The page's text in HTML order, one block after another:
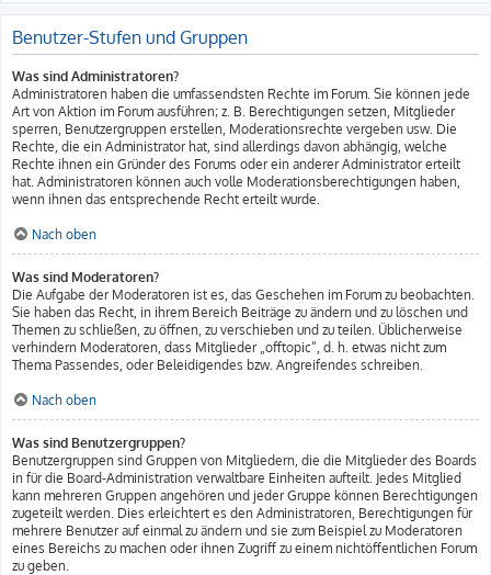
Benutzer-Stufen und Gruppen
Was sind Administratoren?
Administratoren haben die umfassendsten Rechte im Forum. Sie können jede
Art von Aktion im Forum ausführen; z. B. Berechtigungen setzen, Mitglieder
sperren, Benutzergruppen erstellen, Moderationsrechte vergeben usw. Die
Rechte, die ein Administrator hat, sind allerdings davon abhängig, welche
Rechte ihnen ein Gründer des Forums oder ein anderer Administrator erteilt
hat. Administratoren können auch volle Moderationsberechtigungen haben,
wenn ihnen das entsprechende Recht erteilt wurde.
Nach oben
Was sind Moderatoren?
Die Aufgabe der Moderatoren ist es, das Geschehen im Forum zu beobachten.
Sie haben das Recht, in ihrem Bereich Beiträge zu ändern und zu löschen und
Themen zu schließen, zu öffnen, zu verschieben und zu teilen. Üblicherweise
verhindern Moderatoren, dass Mitglieder „offtopic“, d. h. etwas nicht zum
Thema Passendes, oder Beleidigendes bzw. Angreifendes schreiben.
Nach oben
Was sind Benutzergruppen?
Benutzergruppen sind Gruppen von Mitgliedern, die die Mitglieder des Boards
in für die Board-Administration verwaltbare Einheiten aufteilt. Jedes Mitglied
kann mehreren Gruppen angehören und jeder Gruppe können Berechtigungen
zugeteilt werden. Dies erleichtert es den Administratoren, Berechtigungen für
mehrere Benutzer auf einmal zu ändern und sie zum Beispiel zu Moderatoren
eines Bereichs zu machen oder ihnen Zugriff zu einem nichtöffentlichen Forum
zu geben.